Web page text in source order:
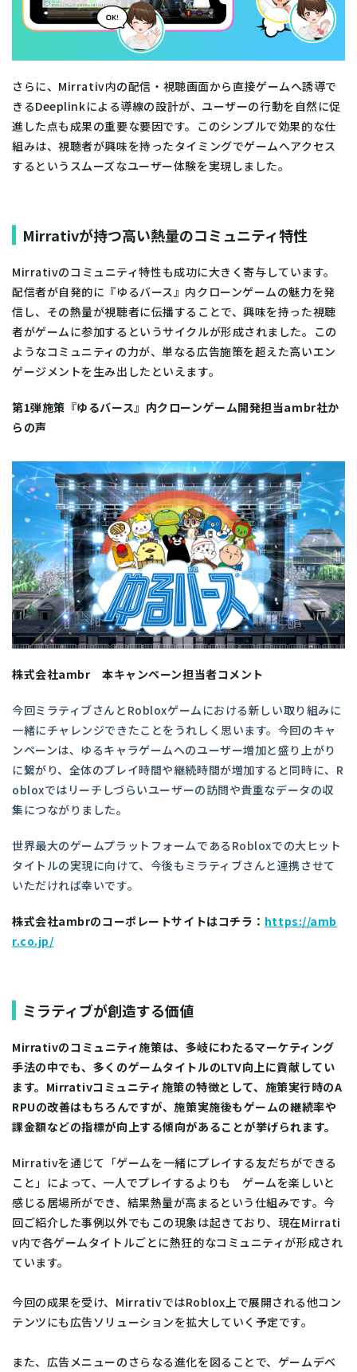
さらに、Mirrativ内の配信・視聴画面から直接ゲームへ誘導で
きるDeeplinkによる導線の設計が、ユーザーの行動を自然に促
進した点も成果の重要な要因です。このシンプルで効果的な仕
組みは、視聴者が興味を持ったタイミングでゲームへアクセス
するというスムーズなユーザー体験を実現しました。
Mirrativが持つ高い熱量のコミュニティ特性
Mirrativのコミュニティ特性も成功に大きく寄与しています。
配信者が自発的に『ゆるバース』内クローンゲームの魅力を発
信し、その熱量が視聴者に伝播することで、興味を持った視聴
者がゲームに参加するというサイクルが形成されました。この
ようなコミュニティの力が、単なる広告施策を超えた高いエン
ゲージメントを生み出したといえます。
第1弾施策『ゆるバース』内クローンゲーム開発担当ambr社か
らの声
株式会社ambr 本キャンペーン担当者コメント
今回ミラティブさんとRobloxゲームにおける新しい取り組みに
一緒にチャレンジできたことをうれしく思います。今回のキャ
ンペーンは、ゆるキャラゲームへのユーザー増加と盛り上がり
に繋がり、全体のプレイ時間や継続時間が増加すると同時に、R
obloxではリーチしづらいユーザーの訪問や貴重なデータの収
集につながりました。
世界最大のゲームプラットフォームであるRobloxでの大ヒット
タイトルの実現に向けて、今後もミラティブさんと連携させて
いただければ幸いです。
株式会社ambrのコーポレートサイトはコチラ： https://amb
r.co.jp/
ミラティブが創造する価値
Mirrativのコミュニティ施策は、多岐にわたるマーケティング
手法の中でも、多くのゲームタイトルのLTV向上に貢献してい
ます。Mirrativコミュニティ施策の特徴として、施策実行時のA
RPUの改善はもちろんですが、施策実施後もゲームの継続率や
課金額などの指標が向上する傾向があることが挙げられます。
Mirrativを通じて「ゲームを一緒にプレイする友だちができる
こと」によって、一人でプレイするよりも ゲームを楽しいと
感じる居場所ができ、結果熱量が高まるという仕組みです。今
回ご紹介した事例以外でもこの現象は起きており、現在Mirrati
v内で各ゲームタイトルごとに熱狂的なコミュニティが形成され
ています。
今回の成果を受け、MirrativではRoblox上で展開される他コン
テンツにも広告ソリューションを拡大していく予定です。
また、広告メニューのさらなる進化を図ることで、ゲームデベ